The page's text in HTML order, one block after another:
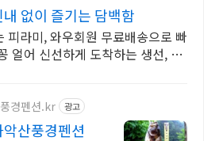
없이 즐기는 담백함
피라미, 와우회원 무료배송으로 빠
얼어 신선하게 도착하는 생선, 와
경펜션.kr 광고
산풍경펜션